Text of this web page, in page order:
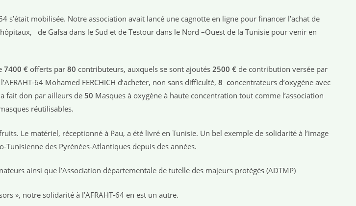
s’était mobilisée. Notre association avait lancé une cagnotte en ligne pour financer l’achat de
de Gafsa dans le Sud et de Testour dans le Nord –Ouest de la Tunisie pour venir en
7400 € offerts par 80 contributeurs, auxquels se sont ajoutés 2500 € de contribution versée par
64 Mohamed FERCHICH d’acheter, non sans difficulté, 8 concentrateurs d’oxygène avec
fait don par ailleurs de50 Masques à oxygène à haute concentration tout comme l’association
réutilisables.
Le matériel, réceptionné à Pau, a été livré en Tunisie. Un bel exemple de solidarité à l’image
des Pyrénées-Atlantiques depuis des années.
ainsi que l’Association départementale de tutelle des majeurs protégés (ADTMP)
», notre solidarité à l’AFRAHT-64 en est un autre.